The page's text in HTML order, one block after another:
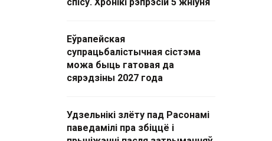
Еўрапейская
супрацьбалістычная сістэма
можа быць гатовая да
сярэдзіны 2027 года
Удзельнікі злёту пад Расонамі
паведамілі пра збіццё і